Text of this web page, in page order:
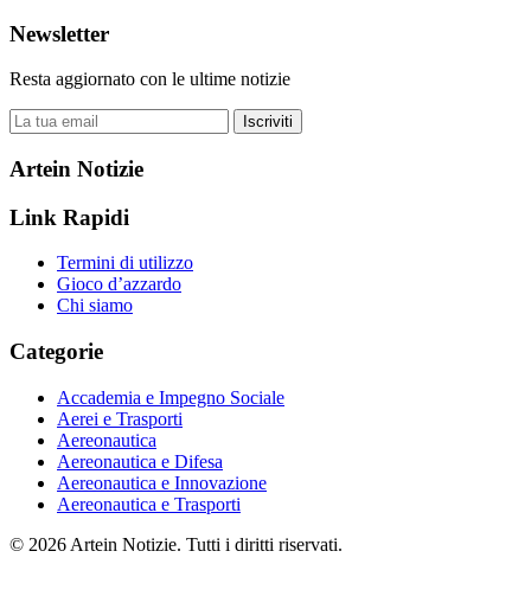
Newsletter
Resta aggiornato con le ultime notizie
Iscriviti
Artein Notizie
Link Rapidi
Termini di utilizzo
Gioco d’azzardo
Chi siamo
Categorie
Accademia e Impegno Sociale
Aerei e Trasporti
Aereonautica
Aereonautica e Difesa
Aereonautica e Innovazione
Aereonautica e Trasporti
© 2026 Artein Notizie. Tutti i diritti riservati.